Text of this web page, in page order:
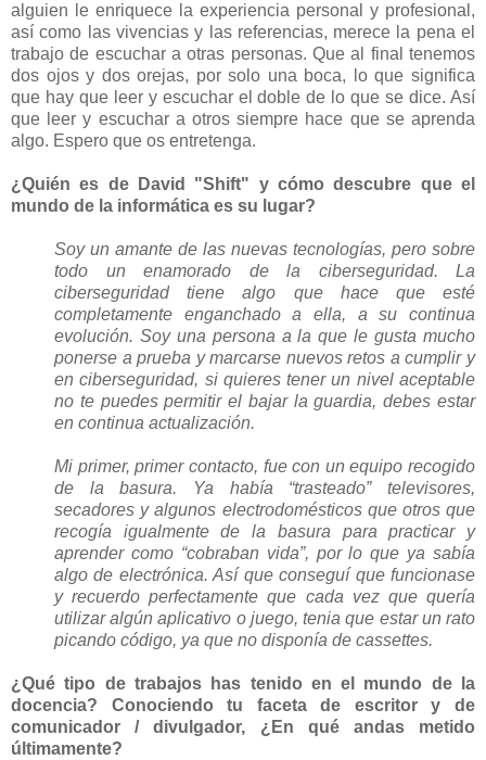
alguien le enriquece la experiencia personal y profesional,
así como las vivencias y las referencias, merece la pena el
trabajo de escuchar a otras personas. Que al final tenemos
dos ojos y dos orejas, por solo una boca, lo que significa
que hay que leer y escuchar el doble de lo que se dice. Así
que leer y escuchar a otros siempre hace que se aprenda
algo. Espero que os entretenga.
¿Quién es de David "Shift" y cómo descubre que el
mundo de la informática es su lugar?
Soy un amante de las nuevas tecnologías, pero sobre
todo un enamorado de la ciberseguridad. La
ciberseguridad tiene algo que hace que esté
completamente enganchado a ella, a su continua
evolución. Soy una persona a la que le gusta mucho
ponerse a prueba y marcarse nuevos retos a cumplir y
en ciberseguridad, si quieres tener un nivel aceptable
no te puedes permitir el bajar la guardia, debes estar
en continua actualización.
Mi primer, primer contacto, fue con un equipo recogido
de la basura. Ya había “trasteado” televisores,
secadores y algunos electrodomésticos que otros que
recogía igualmente de la basura para practicar y
aprender como “cobraban vida”, por lo que ya sabía
algo de electrónica. Así que conseguí que funcionase
y recuerdo perfectamente que cada vez que quería
utilizar algún aplicativo o juego, tenia que estar un rato
picando código, ya que no disponía de cassettes.
¿Qué tipo de trabajos has tenido en el mundo de la
docencia? Conociendo tu faceta de escritor y de
comunicador / divulgador, ¿En qué andas metido
últimamente?